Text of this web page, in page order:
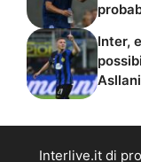
Inter,
Interlive.it di